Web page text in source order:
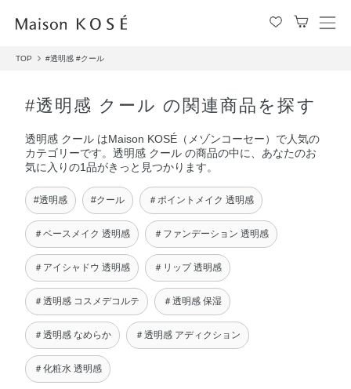
メ
TOP #透明感 #クール
#透明感 クール の関連商品を探す
透明感 クール はMaison KOSÉ（メゾンコーセー）で人気の
カテゴリーです。透明感 クール の商品の中に、あなたのお
気に入りの1品がきっと見つかります。
#透明感 #クール ＃ポイントメイク 透明感
＃ベースメイク 透明感 ＃ファンデーション 透明感
＃アイシャドウ 透明感 ＃リップ 透明感
＃透明感 コスメデコルテ ＃透明感 保湿
＃透明感 なめらか ＃透明感 アディクション
＃化粧水 透明感